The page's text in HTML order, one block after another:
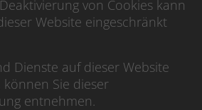
von Cookies kann
Website eingeschränkt
Dienste auf dieser Website
Sie dieser
entnehmen.